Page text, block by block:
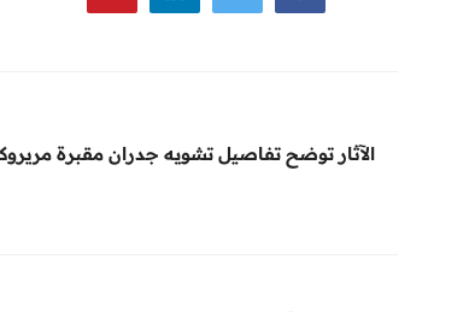
الآثار توضح تفاصيل تشويه جدران مقبرة